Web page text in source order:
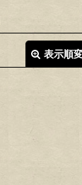
表示順